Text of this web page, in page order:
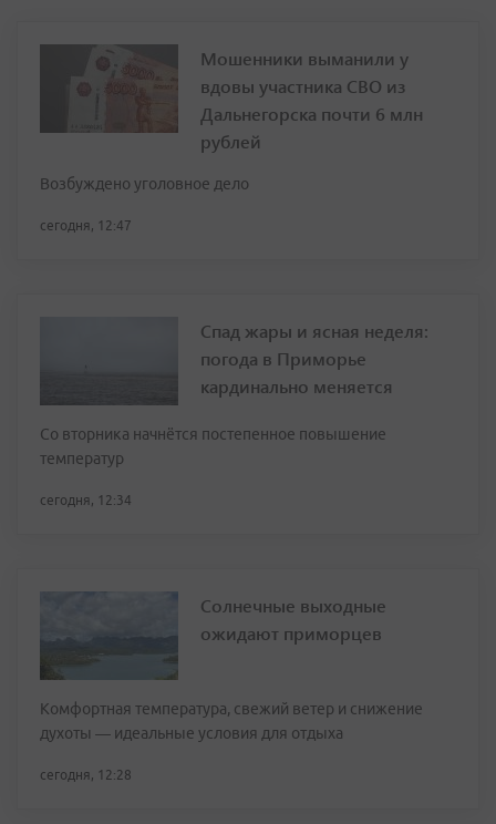
Мошенники выманили у
вдовы участника СВО из
Дальнегорска почти 6 млн
рублей
Возбуждено уголовное дело
сегодня, 12:47
Спад жары и ясная неделя:
погода в Приморье
кардинально меняется
Со вторника начнётся постепенное повышение
температур
сегодня, 12:34
Солнечные выходные
ожидают приморцев
Комфортная температура, свежий ветер и снижение
духоты — идеальные условия для отдыха
сегодня, 12:28